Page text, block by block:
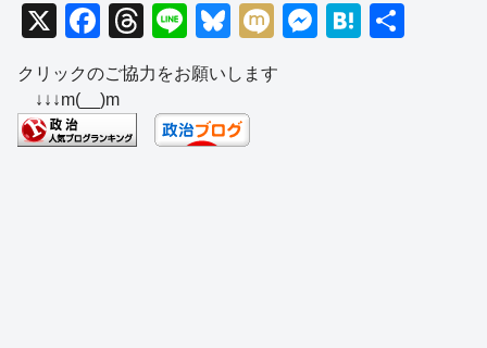
X
F
c
e
b
T
hr
e
a
d
Li
n
e
Bl
u
e
sk
y
M
M
H
クリックのご協力をお願いします
↓↓↓m(__)m